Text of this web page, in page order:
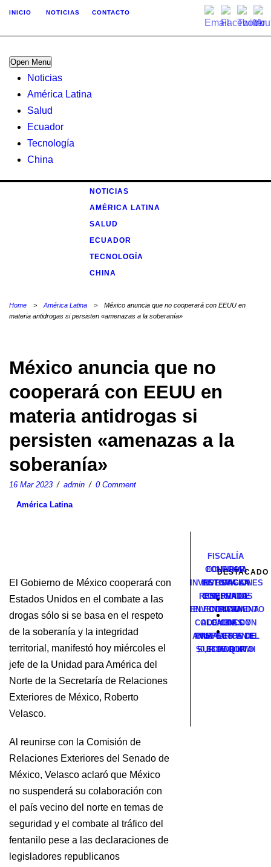
INICIO NOTICIAS CONTACTO
Open Menu
Noticias
América Latina
Salud
Ecuador
Tecnología
China
NOTICIAS
AMÉRICA LATINA
SALUD
ECUADOR
TECNOLOGÍA
CHINA
Home > América Latina >
México anuncia que no cooperará con EEUU en
materia antidrogas si persisten «amenazas a la soberanía»
México anuncia que no
cooperará con EEUU en
materia antidrogas si
persisten «amenazas a la
soberanía»
16 Mar 2023 / admin / 0 Comment
América Latina
El Gobierno de México cooperará con
Estados Unidos en el combate a las
drogas sólo si se basa en el respeto
de la soberanía y la integridad
territorial, manifestó hoy miércoles el
jefe de la Unidad para América del
Norte de la Secretaría de Relaciones
Exteriores de México, Roberto
Velasco.
Al reunirse con la Comisión de
Relaciones Exteriores del Senado de
México, Velasco aclaró que México
no suspenderá su colaboración con
el país vecino del norte en temas de
seguridad y el combate al tráfico del
fentanilo pese a las declaraciones de
legisladores republicanos
DESTACADO
ECUADOR
RETOMA LA
COMPRA DE
ELECTRICIDAD A
COLOMBIA CON
UNA TARIFA DE
$0,33 POR KWH
FISCALÍA
CONFIRMA
INVESTIGACIONES
RESERVADAS
CONTRA
ALCALDES Y
PREFECTOS DE
ECUADOR
INVESTIGAN
PRESUNTO
ENVENENAMIENTO
DE CINCO
ANIMALES EN EL
SUR DE QUITO